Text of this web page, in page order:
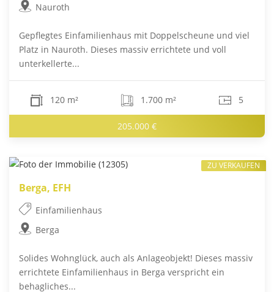
Nauroth
Gepflegtes Einfamilienhaus mit Doppelscheune und viel
Platz in Nauroth. Dieses massiv errichtete und voll
unterkellerte...
120 m² 1.700 m² 5
205.000 €
Berga, EFH
Einfamilienhaus
Berga
Solides Wohnglück, auch als Anlageobjekt! Dieses massiv
errichtete Einfamilienhaus in Berga verspricht ein
behagliches...
ZU VERKAUFEN